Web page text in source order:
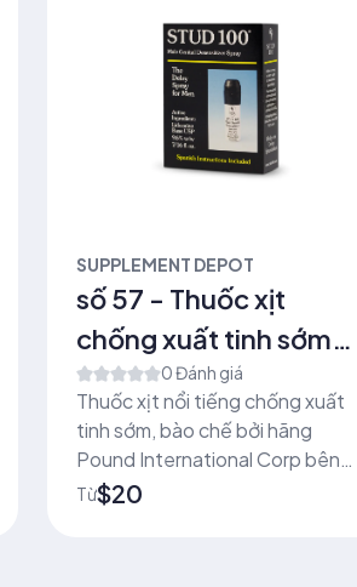
SUPPLEMENT DEPOT
số 57 - Thuốc xịt
chống xuất tinh sớm
Stud 100 (7/16 fl oz.)
0 Đánh giá
Thuốc xịt nổi tiếng chống xuất
tinh sớm, bào chế bởi hãng
Pound International Corp bên
Anh Quốc và đã xuất đi trên 100
Từ$20